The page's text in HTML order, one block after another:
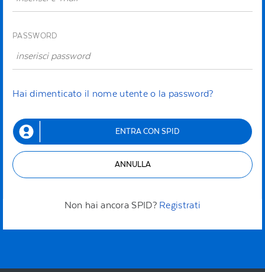
PASSWORD
Hai dimenticato il nome utente o la password?
ENTRA CON SPID
ANNULLA
Non hai ancora SPID? Registrati